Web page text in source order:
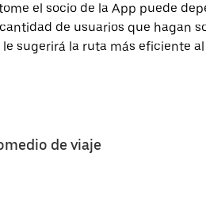
el socio de la App puede
de usuarios que hagan
sugerirá la ruta más eficiente
de viaje